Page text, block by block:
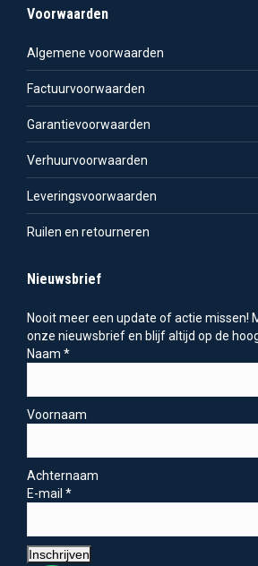
Voorwaarden
Algemene voorwaarden
Factuurvoorwaarden
Garantievoorwaarden
Verhuurvoorwaarden
Leveringsvoorwaarden
Ruilen en retourneren
Nieuwsbrief
Nooit meer een update of actie missen!
onze nieuwsbrief en blijf altijd op de
Naam *
Voornaam
Achternaam
E-mail *
Inschrijven